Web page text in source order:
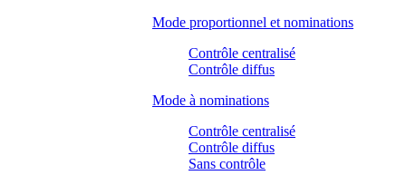
Mode proportionnel et nominations
Contrôle centralisé
Contrôle diffus
Mode à nominations
Contrôle centralisé
Contrôle diffus
Sans contrôle